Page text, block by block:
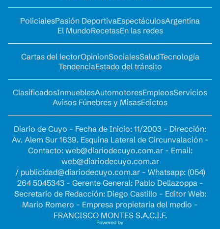
PolicialesPasión DeportivaEspectáculosArgentina
El MundoRecetasEn las redes
Cartas del lectorOpinionSocialesSaludTecnología
TendenciaEstado del tránsito
ClasificadosInmueblesAutomotoresEmpleosServicios
Avisos Fúnebres y MisasEdictos
Diario de Cuyo - Fecha de Inicio: 11/2003 - Dirección:
Av. Alem Sur 1639. Esquina Lateral de Circunvalación -
Contacto: web@diariodecuyo.com.ar- Email:
web@diariodecuyo.com.ar
/ publicidad@diariodecuyo.com.ar- Whatsapp: (054)
264 5045343 - Gerente General: Pablo Dellazoppa -
Secretario de Redacción: Diego Castillo - Editor Web:
Mario Romero - Empresa propietaria del medio -
FRANCISCO MONTES S.A.C.I.F.